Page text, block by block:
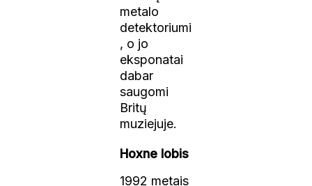
metalo
detektoriumi
, o jo
eksponatai
dabar
saugomi
Britų
muziejuje.
Hoxne lobis
1992 metais